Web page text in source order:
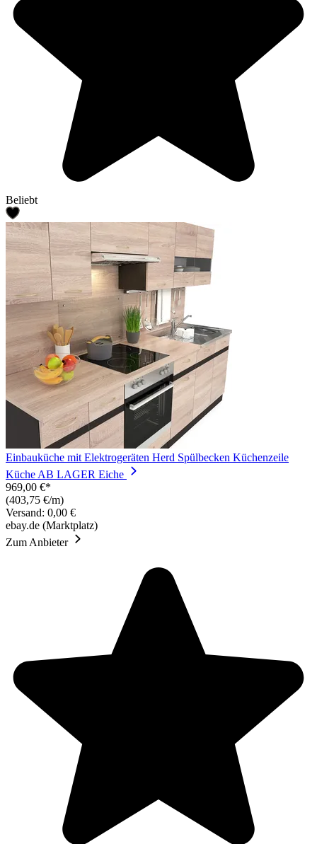
Beliebt
Einbauküche mit Elektrogeräten Herd Spülbecken Küchenzeile
Küche AB LAGER Eiche
969,00 €*
(403,75 €/m)
Versand: 0,00 €
ebay.de (Marktplatz)
Zum Anbieter